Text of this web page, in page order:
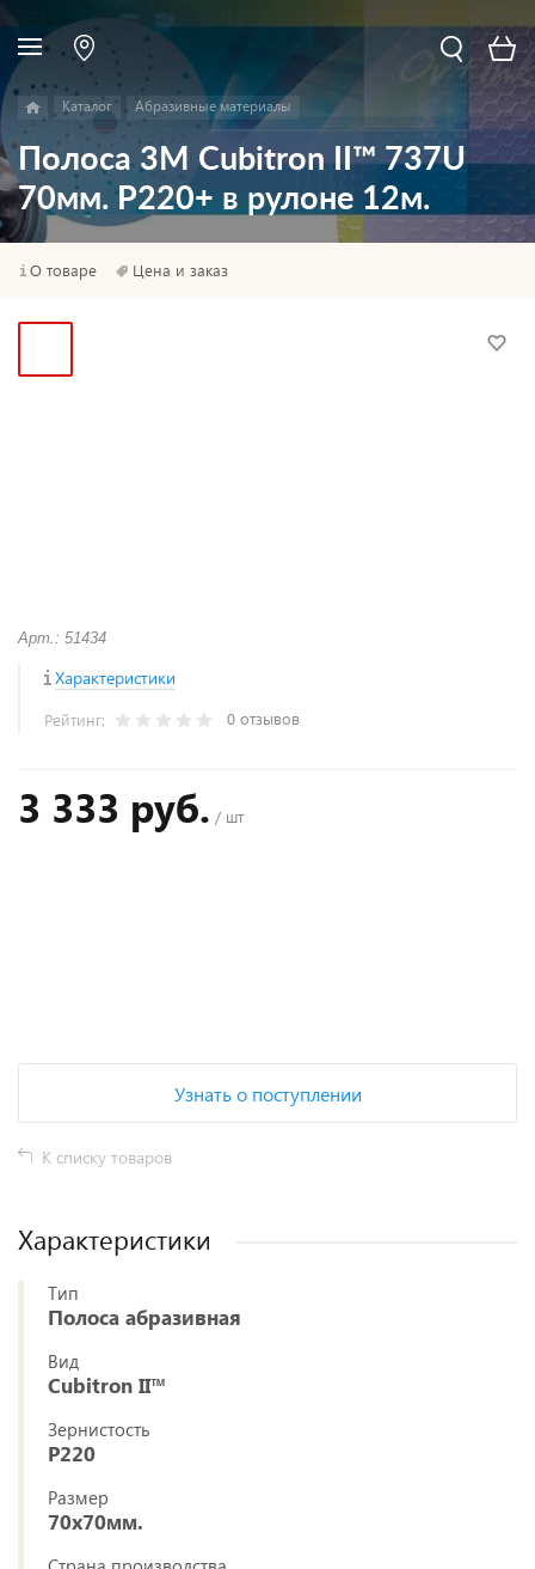
Каталог Абразивные материалы
Полоса 3M Cubitron II™ 737U
70мм. P220+ в рулоне 12м.
О товаре Цена и заказ
Арт.: 51434
Характеристики
Рейтинг: 0 отзывов
3 333 руб. / шт
Узнать о поступлении
К списку товаров
Характеристики
Тип
Полоса абразивная
Вид
Cubitron II™
Зернистость
P220
Размер
70x70мм.